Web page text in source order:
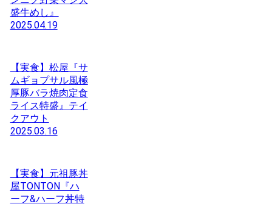
盛牛めし』
2025.04.19
【実食】松屋『サ
ムギョプサル風極
厚豚バラ焼肉定食
ライス特盛』テイ
クアウト
2025.03.16
【実食】元祖豚丼
屋TONTON『ハ
ーフ&ハーフ丼特